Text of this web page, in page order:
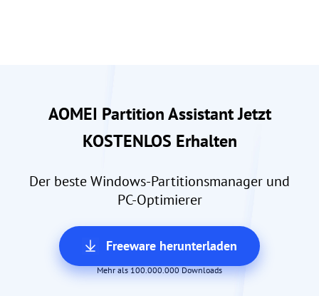
AOMEI Partition Assistant Jetzt
KOSTENLOS Erhalten
Der beste Windows-Partitionsmanager und
PC-Optimierer
Freeware herunterladen
Mehr als 100.000.000 Downloads